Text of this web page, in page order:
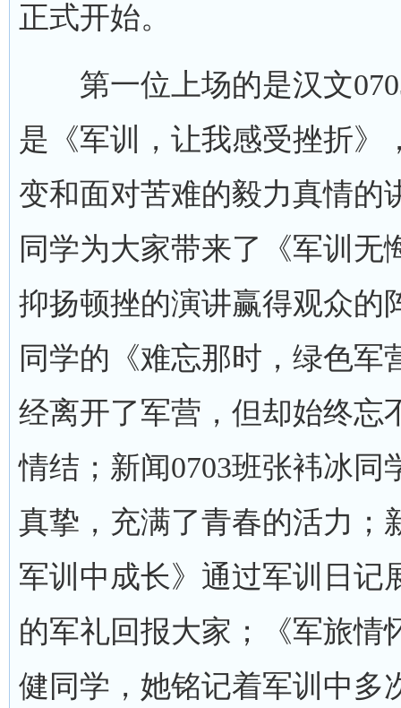
正式开始。
第一位上场的是汉文
是《军训，让我感受挫折》
变和面对苦难的毅力真情的
同学为大家带来了《军训
抑扬顿挫的演讲赢得观众的
同学的《难忘那时，绿色
经离开了军营，但却始终忘
情结；新闻0703班张袆冰
真挚，充满了青春的活力；
军训中成长》通过军训日记
的军礼回报大家；《军旅情
健同学，她铭记着军训中多